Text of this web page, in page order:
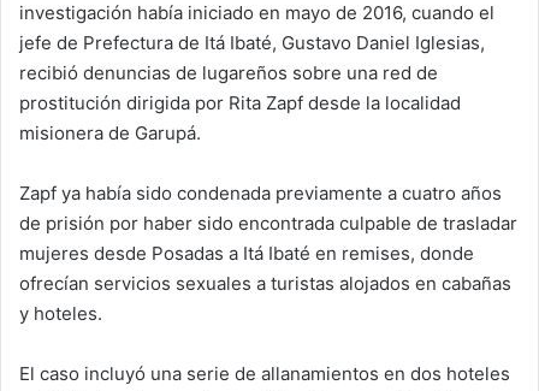
investigación había iniciado en mayo de 2016, cuando el
jefe de Prefectura de Itá Ibaté, Gustavo Daniel Iglesias,
recibió denuncias de lugareños sobre una red de
prostitución dirigida por Rita Zapf desde la localidad
misionera de Garupá.
Zapf ya había sido condenada previamente a cuatro años
de prisión por haber sido encontrada culpable de trasladar
mujeres desde Posadas a Itá Ibaté en remises, donde
ofrecían servicios sexuales a turistas alojados en cabañas
y hoteles.
El caso incluyó una serie de allanamientos en dos hoteles